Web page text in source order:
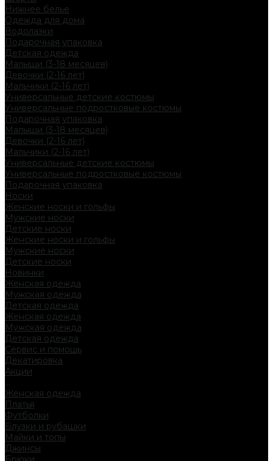
Нижнее белье
Одежда для дома
Водолазки
Подарочная упаковка
Детская одежда
Малыши (3-18 месяцев)
Девочки (2-16 лет)
Мальчики (2-16 лет)
Универсальные детские костюмы
Универсальные подростковые костюмы
Подарочная упаковка
Малыши (3-18 месяцев)
Девочки (2-16 лет)
Мальчики (2-16 лет)
Универсальные детские костюмы
Универсальные подростковые костюмы
Подарочная упаковка
Носки
Женские носки и гольфы
Мужские носки
Детские носки
Женские носки и гольфы
Мужские носки
Детские носки
Новинки
Женская одежда
Мужская одежда
Детская одежда
Женская одежда
Мужская одежда
Детская одежда
Сервис и помощь
Декатировка
Акции
...
Женская одежда
Платья
Футболки
Блузки и рубашки
Майки и топы
Джинсы